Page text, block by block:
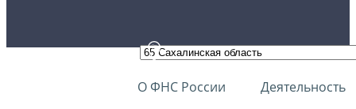
О ФНС России Деятельность